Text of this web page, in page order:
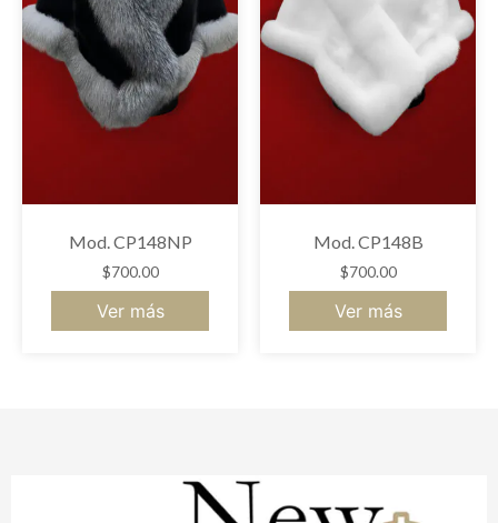
Mod. CP148NP
$700.00
Ver más
Mod. CP148B
$700.00
Ver más